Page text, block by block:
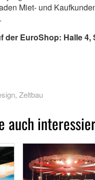
Miet- und
der EuroShop: Halle 4,
, Zeltbau
auch